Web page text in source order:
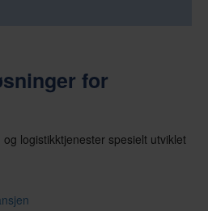
for
logistikktjenester spesielt utviklet